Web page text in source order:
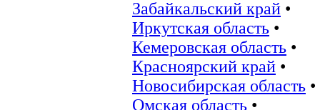
Забайкальский край •
Иркутская область •
Кемеровская область •
Красноярский край •
Новосибирская область •
Омская область •